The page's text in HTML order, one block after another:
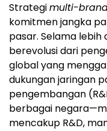
Strategimulti-
komitmen jangka
pasar. Selama lebih
berevolusi dari
global yang
dukungan jaringan
pengembangan
berbagai
mencakup R&D,